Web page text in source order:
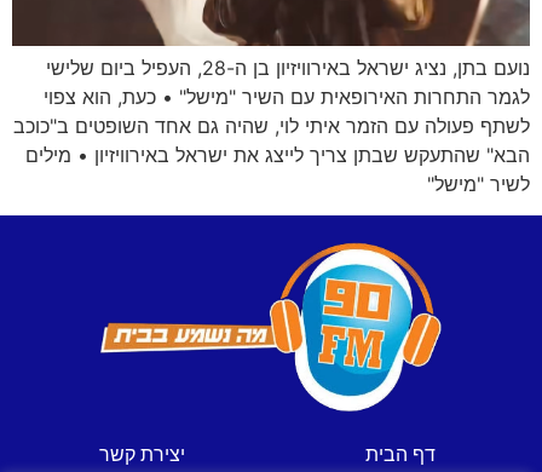
נועם בתן, נציג ישראל באירוויזיון בן ה-28, העפיל ביום שלישי
לגמר התחרות האירופאית עם השיר "מישל" • כעת, הוא צפוי
לשתף פעולה עם הזמר איתי לוי, שהיה גם אחד השופטים ב"כוכב
הבא" שהתעקש שבתן צריך לייצג את ישראל באירוויזיון • מילים
לשיר "מישל"
דף הבית
יצירת קשר